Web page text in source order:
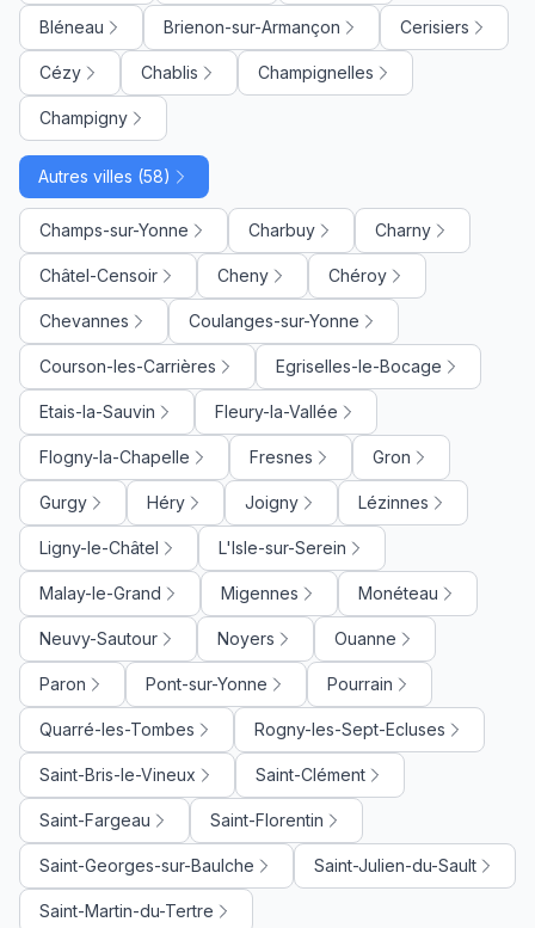
Bléneau Brienon-sur-Armançon Cerisiers
Cézy Chablis Champignelles
Champigny
Autres villes (58)
Champs-sur-Yonne Charbuy Charny
Châtel-Censoir Cheny Chéroy
Chevannes Coulanges-sur-Yonne
Courson-les-Carrières Egriselles-le-Bocage
Etais-la-Sauvin Fleury-la-Vallée
Flogny-la-Chapelle Fresnes Gron
Gurgy Héry Joigny Lézinnes
Ligny-le-Châtel L'Isle-sur-Serein
Malay-le-Grand Migennes Monéteau
Neuvy-Sautour Noyers Ouanne
Paron Pont-sur-Yonne Pourrain
Quarré-les-Tombes Rogny-les-Sept-Ecluses
Saint-Bris-le-Vineux Saint-Clément
Saint-Fargeau Saint-Florentin
Saint-Georges-sur-Baulche Saint-Julien-du-Sault
Saint-Martin-du-Tertre